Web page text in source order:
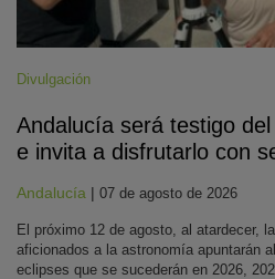
Divulgación
Andalucía será testigo
e invita a disfrutarlo con
Andalucía | 07 de agosto de 2026
El próximo 12 de agosto, al atardecer,
aficionados a la astronomía apuntarán
eclipses que se sucederán en 2026,